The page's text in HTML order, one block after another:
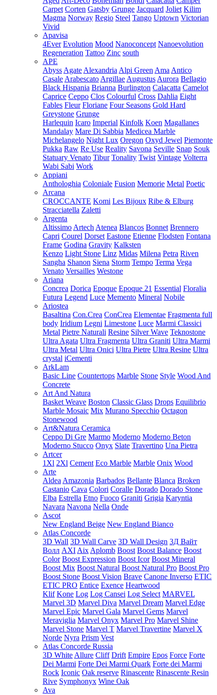
Carpet Corten Gatsby Grunge Jacquard Joliet Kilim
Magma Norway Regio Steel Tango Uptown Victorian
Vivid
Apavisa
4Ever Evolution Mood Nanoconcept Nanoevolution
Regeneration Tattoo Zinc south
APE
Abyss Agate Alexandria Alpi Green Ama Antico
Casale Arabescato Argillae Augustus Aurora Bellagio
Black Hispania Brianna Burlington Calacatta Camelot
Caprice Ceppo Clos Colourful Cross Dahlia Eight
Fables Fleur Floriane Four Seasons Gold Hard
Greystone Grunge
Harlequin Icaro Imperial Kinfolk Koen Magallanes
Mandalay Mare Di Sabbia Medicea Marble
Michelangelo Night Lux Oregon Oxyd Jewel Piemonte
Pukka Raw Re Use Reality Savona Seville Snap Souk
Statuary Venato Tibur Tonality Twist Vintage Volterra
Wabi Sabi Work
Appiani
Anthologhia Coloniale Fusion Memorie Metal Poetic
Arcana
CROCCANTE Komi Les Bijoux Ribe & Elburg
Stracciatella Zaletti
Argenta
Altissimo Artech Atenea Blancos Bonnet Brennero
Capri Courel Dorset Eastone Etienne Flodsten Fontana
Frame Godina Gravity Kalksten
Kenzo Light Stone Linz Midas Milena Petra Riven
Sangha Shanon Siena Storm Tempo Terma Vega
Venato Versailles Westone
Ariana
Concrea Dorica Epoque Epoque 21 Essential Floralia
Futura Legend Luce Memento Mineral Nobile
Ariostea
Basaltina Con.Crea ConCrea Elementae Fragmenta full
body Iridium Legni Limestone Luce Marmi Classici
Metal Pietre Naturali Resine Silver Wave Teknostone
Ultra Agata Ultra Fragmenta Ultra Graniti Ultra Marmi
Ultra Metal Ultra Onici Ultra Pietre Ultra Resine Ultra
crystal iCementi
ArkLam
Basic Line Countertops Marble Stone Style Wood And
Concrete
Art And Natura
Basket Weave Boston Classic Glass Drops Equilibrio
Marble Mosaic Mix Murano Specchio Octagon
Stonewood
Art&Natura Ceramica
Ceppo Di Gre Marmo Moderno Moderno Beton
Moderno Stucco Onyx Slate Travertino Una Pietra
Artcer
1Xl 2Xl Cement Eco Marble Marble Onix Wood
Arte
Aldea Amazonia Barbados Bellante Blanca Broken
Castanio Cava Colori Coralle Dorado Dorado Stone
Elba Estrella Etno Fuoco Graniti Grigia Karyntia
Navara Navona Nella Onde
Ascot
New England Beige New England Bianco
Atlas Concorde
3D Wall 3D Wall Carve 3D Wall Design 3Д Вайт
Волл AXI Aix Aplomb Boost Boost Balance Boost
Color Boost Expression Boost Icor Boost Mineral
Boost Mix Boost Natural Boost Natural Pro Boost Pro
Boost Stone Boost Vision Brave Canone Inverso ETIC
ETIC PRO Entice Exence Heartwood
Klif Kone Log Log Cansei Log Select MARVEL
Marvel 3D Marvel Diva Marvel Dream Marvel Edge
Marvel Epic Marvel Gala Marvel Gems Marvel
Meraviglia Marvel Onyx Marvel Pro Marvel Shine
Marvel Stone Marvel T Marvel Travertine Marvel X
Norde Nyra Prism Vest
Atlas Concorde Russia
3D White Allure Cliff Drift Empire Epos Force Forte
Dei Marmi Forte Dei Marmi Quark Forte dei Marmi
Rock Iconic Oak reserve Rinascente Rinascente Resin
Rive Symphonyx Wine Oak
Ava